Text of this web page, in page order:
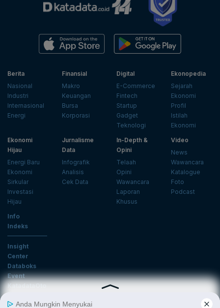
Berita
Nasional
Industri
Internasional
Energi
Finansial
Makro
Keuangan
Bursa
Korporasi
Digital
E-Commerce
Fintech
Startup
Gadget
Teknologi
Ekonopedia
Sejarah
Ekonomi
Profil
Istilah
Ekonomi
Ekonomi
Hijau
Energi Baru
Ekonomi
Sirkular
Investasi
Hijau
Jurnalisme
Data
Infografik
Analisis
Cek Data
In-Depth &
Opini
Telaah
Opini
Wawancara
Laporan
Khusus
Video
News
Wawancara
Katalogue
Foto
Podcast
Info
Indeks
Insight
Center
Databoks
Event
KatadataOto